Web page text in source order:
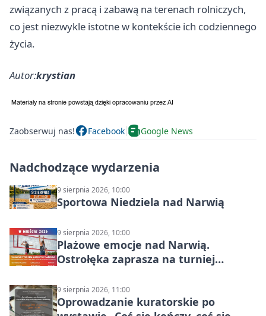
związanych z pracą i zabawą na terenach rolniczych,
co jest niezwykle istotne w kontekście ich codziennego
życia.
Autor:krystian
Zaobserwuj nas! Facebook Google News
Nadchodzące wydarzenia
9 sierpnia 2026, 10:00
Sportowa Niedziela nad Narwią
9 sierpnia 2026, 10:00
Plażowe emocje nad Narwią.
Ostrołęka zaprasza na turniej
9 sierpnia 2026, 11:00
Oprowadzanie kuratorskie po